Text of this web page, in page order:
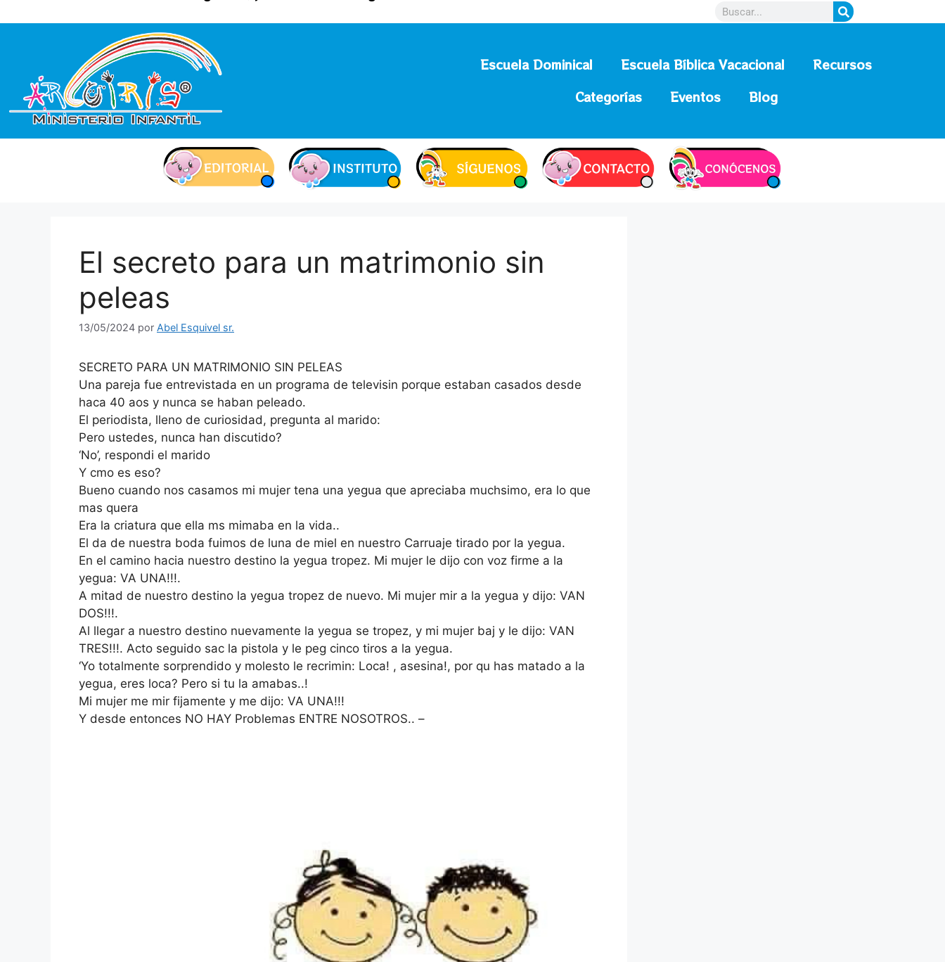
Escuela Dominical Escuela Bíblica Vacacional
Recursos
Categorías
Eventos Blog
El secreto para un matrimonio sin
peleas
13/05/2024 por Abel Esquivel sr.
SECRETO PARA UN MATRIMONIO SIN PELEAS
Una pareja fue entrevistada en un programa de televisin porque estaban casados desde
haca 40 aos y nunca se haban peleado.
El periodista, lleno de curiosidad, pregunta al marido:
Pero ustedes, nunca han discutido?
‘No’, respondi el marido
Y cmo es eso?
Bueno cuando nos casamos mi mujer tena una yegua que apreciaba muchsimo, era lo que
mas quera
Era la criatura que ella ms mimaba en la vida..
El da de nuestra boda fuimos de luna de miel en nuestro Carruaje tirado por la yegua.
En el camino hacia nuestro destino la yegua tropez. Mi mujer le dijo con voz firme a la
yegua: VA UNA!!!.
A mitad de nuestro destino la yegua tropez de nuevo. Mi mujer mir a la yegua y dijo: VAN
DOS!!!.
Al llegar a nuestro destino nuevamente la yegua se tropez, y mi mujer baj y le dijo: VAN
TRES!!!. Acto seguido sac la pistola y le peg cinco tiros a la yegua.
‘Yo totalmente sorprendido y molesto le recrimin: Loca! , asesina!, por qu has matado a la
yegua, eres loca? Pero si tu la amabas..!
Mi mujer me mir fijamente y me dijo: VA UNA!!!
Y desde entonces NO HAY Problemas ENTRE NOSOTROS.. –